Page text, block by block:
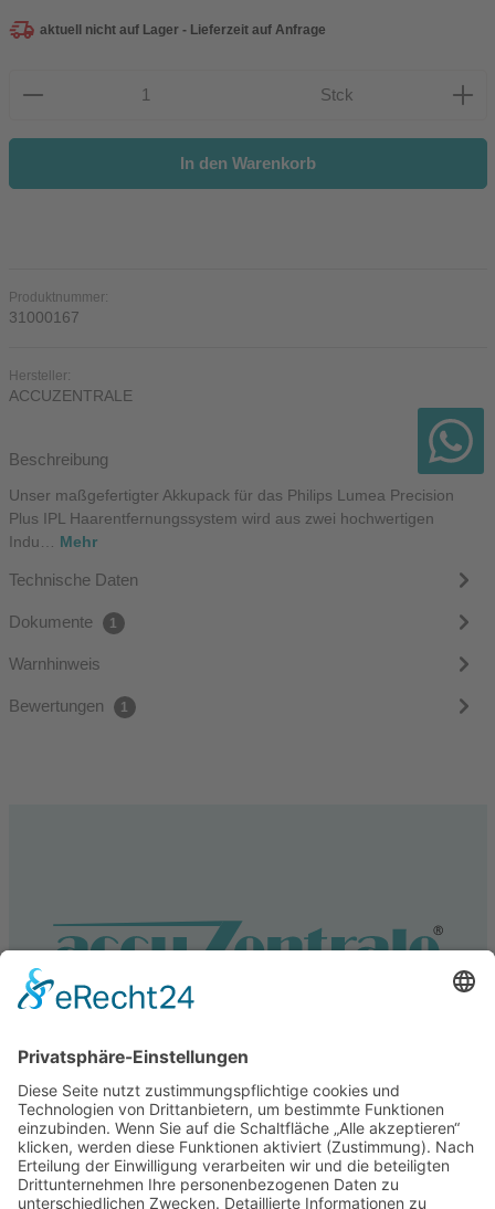
aktuell nicht auf Lager - Lieferzeit auf Anfrage
Produkt Anzahl: Gib den gewünschten Wert ein oder
Stck
In den Warenkorb
Produktnummer:
31000167
Hersteller:
ACCUZENTRALE
Beschreibung
Unser maßgefertigter Akkupack für das Philips Lumea Precision
Plus IPL Haarentfernungssystem wird aus zwei hochwertigen
Indu… Mehr
Technische Daten
Dokumente 1
Warnhinweis
Bewertungen 1
Service
Information